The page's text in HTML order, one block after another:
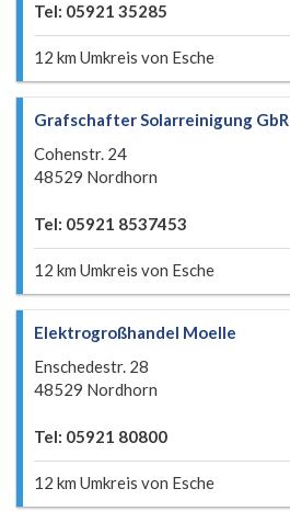
Tel: 05921 35285
12 km Umkreis von Esche
Grafschafter Solarreinigung GbR
Cohenstr. 24
48529 Nordhorn
Tel: 05921 8537453
12 km Umkreis von Esche
Elektrogroßhandel Moelle
Enschedestr. 28
48529 Nordhorn
Tel: 05921 80800
12 km Umkreis von Esche